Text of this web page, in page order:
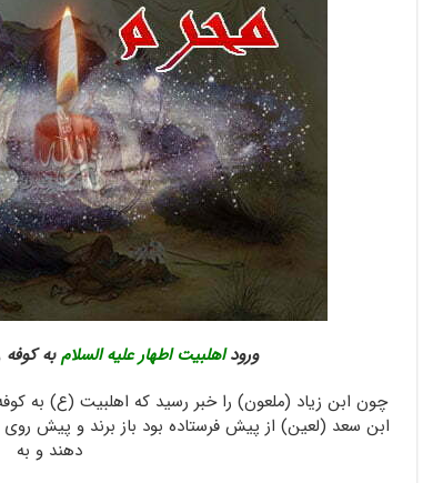
وروداهلبیت اطهار علیه السلامبه کوفه
چون ابن زیاد (ملعون) را خبر رسید که اهلبیت (ع) به
ابن سعد (لعین) از پیش فرستاده بود باز برند و پیش
دهند و به